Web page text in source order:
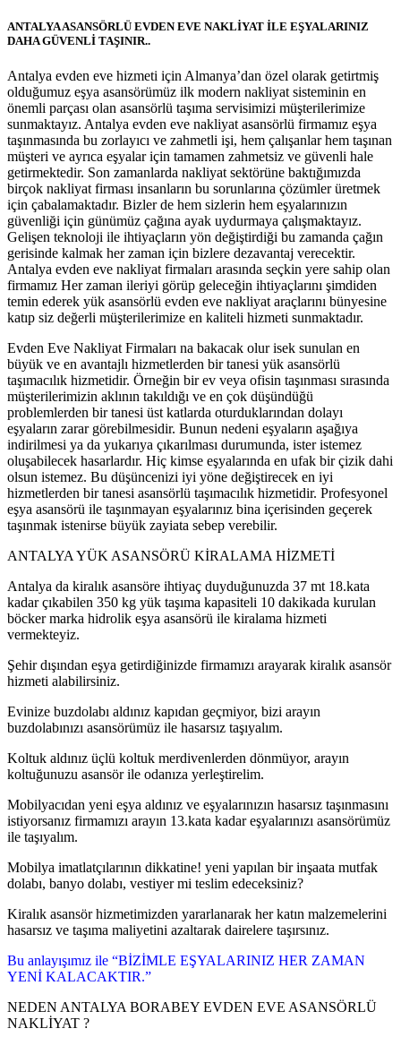
ANTALYA ASANSÖRLÜ EVDEN EVE NAKLİYAT İLE EŞYALARINIZ
DAHA GÜVENLİ TAŞINIR..
Antalya evden eve hizmeti için Almanya’dan özel olarak getirtmiş
olduğumuz eşya asansörümüz ilk modern nakliyat sisteminin en
önemli parçası olan asansörlü taşıma servisimizi müşterilerimize
sunmaktayız. Antalya evden eve nakliyat asansörlü firmamız eşya
taşınmasında bu zorlayıcı ve zahmetli işi, hem çalışanlar hem taşınan
müşteri ve ayrıca eşyalar için tamamen zahmetsiz ve güvenli hale
getirmektedir. Son zamanlarda nakliyat sektörüne baktığımızda
birçok nakliyat firması insanların bu sorunlarına çözümler üretmek
için çabalamaktadır. Bizler de hem sizlerin hem eşyalarınızın
güvenliği için günümüz çağına ayak uydurmaya çalışmaktayız.
Gelişen teknoloji ile ihtiyaçların yön değiştirdiği bu zamanda çağın
gerisinde kalmak her zaman için bizlere dezavantaj verecektir.
Antalya evden eve nakliyat firmaları arasında seçkin yere sahip olan
firmamız Her zaman ileriyi görüp geleceğin ihtiyaçlarını şimdiden
temin ederek yük asansörlü evden eve nakliyat araçlarını bünyesine
katıp siz değerli müşterilerimize en kaliteli hizmeti sunmaktadır.
Evden Eve Nakliyat Firmaları na bakacak olur isek sunulan en
büyük ve en avantajlı hizmetlerden bir tanesi yük asansörlü
taşımacılık hizmetidir. Örneğin bir ev veya ofisin taşınması sırasında
müşterilerimizin aklının takıldığı ve en çok düşündüğü
problemlerden bir tanesi üst katlarda oturduklarından dolayı
eşyaların zarar görebilmesidir. Bunun nedeni eşyaların aşağıya
indirilmesi ya da yukarıya çıkarılması durumunda, ister istemez
oluşabilecek hasarlardır. Hiç kimse eşyalarında en ufak bir çizik dahi
olsun istemez. Bu düşüncenizi iyi yöne değiştirecek en iyi
hizmetlerden bir tanesi asansörlü taşımacılık hizmetidir. Profesyonel
eşya asansörü ile taşınmayan eşyalarınız bina içerisinden geçerek
taşınmak istenirse büyük zayiata sebep verebilir.
ANTALYA YÜK ASANSÖRÜ KİRALAMA HİZMETİ
Antalya da kiralık asansöre ihtiyaç duyduğunuzda 37 mt 18.kata
kadar çıkabilen 350 kg yük taşıma kapasiteli 10 dakikada kurulan
böcker marka hidrolik eşya asansörü ile kiralama hizmeti
vermekteyiz.
Şehir dışından eşya getirdiğinizde firmamızı arayarak kiralık asansör
hizmeti alabilirsiniz.
Evinize buzdolabı aldınız kapıdan geçmiyor, bizi arayın
buzdolabınızı asansörümüz ile hasarsız taşıyalım.
Koltuk aldınız üçlü koltuk merdivenlerden dönmüyor, arayın
koltuğunuzu asansör ile odanıza yerleştirelim.
Mobilyacıdan yeni eşya aldınız ve eşyalarınızın hasarsız taşınmasını
istiyorsanız firmamızı arayın 13.kata kadar eşyalarınızı asansörümüz
ile taşıyalım.
Mobilya imatlatçılarının dikkatine! yeni yapılan bir inşaata mutfak
dolabı, banyo dolabı, vestiyer mi teslim edeceksiniz?
Kiralık asansör hizmetimizden yararlanarak her katın malzemelerini
hasarsız ve taşıma maliyetini azaltarak dairelere taşırsınız.
Bu anlayışımız ile “BİZİMLE EŞYALARINIZ HER ZAMAN
YENİ KALACAKTIR.”
NEDEN ANTALYA BORABEY EVDEN EVE ASANSÖRLÜ
NAKLİYAT ?